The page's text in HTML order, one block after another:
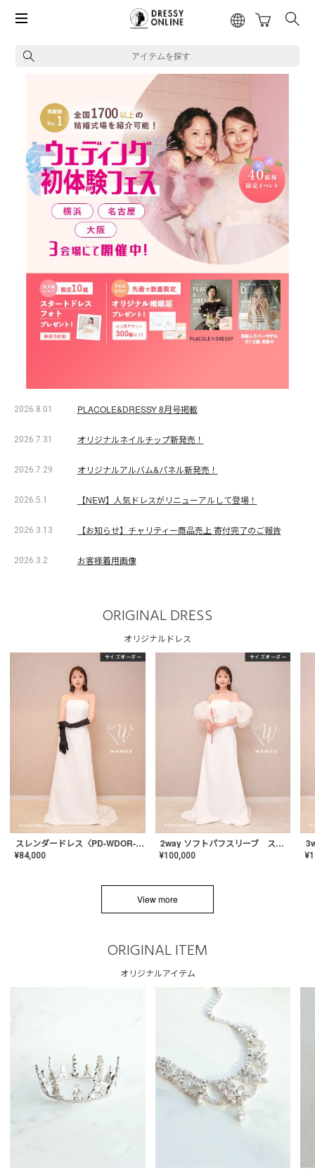
アイテムを探す
2026.8.01 PLACOLE&DRESSY 8月号掲載
2026.7.31 オリジナルネイルチップ新発売！
2026.7.29 オリジナルアルバム&パネル新発売！
2026.5.1 【NEW】人気ドレスがリニューアルして登場！
2026.3.13 【お知らせ】チャリティー商品売上 寄付完了のご報告
2026.3.2 お客様着用画像
ORIGINAL DRESS
オリジナルドレス
サイズオーダー
スレンダードレス〈PD-WDOR-2110〉
¥84,000
サイズオーダー
2way ソフトパフスリーブ スレンダードレス〈PD-WDOR-2112〉
¥100,000 ¥
View more
ORIGINAL ITEM
オリジナルアイテム